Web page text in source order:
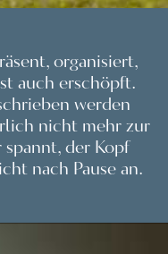
organisiert,
auch erschöpft.
werden
nicht mehr zur
spannt, der Kopf
nach Pause an.